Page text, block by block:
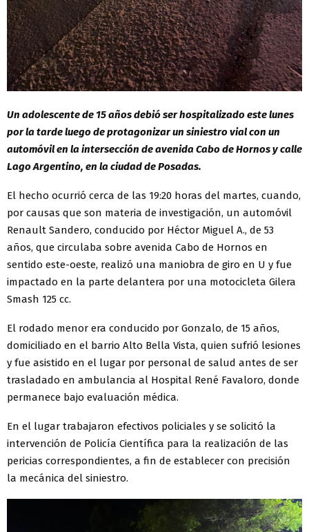
Un adolescente de 15 años debió ser hospitalizado este lunes
por la tarde luego de protagonizar un siniestro vial con un
automóvil en la intersección de avenida Cabo de Hornos y calle
Lago Argentino, en la ciudad de Posadas.
El hecho ocurrió cerca de las 19:20 horas del martes, cuando,
por causas que son materia de investigación, un automóvil
Renault Sandero, conducido por Héctor Miguel A., de 53
años, que circulaba sobre avenida Cabo de Hornos en
sentido este-oeste, realizó una maniobra de giro en U y fue
impactado en la parte delantera por una motocicleta Gilera
Smash 125 cc.
El rodado menor era conducido por Gonzalo, de 15 años,
domiciliado en el barrio Alto Bella Vista, quien sufrió lesiones
y fue asistido en el lugar por personal de salud antes de ser
trasladado en ambulancia al Hospital René Favaloro, donde
permanece bajo evaluación médica.
En el lugar trabajaron efectivos policiales y se solicitó la
intervención de Policía Científica para la realización de las
pericias correspondientes, a fin de establecer con precisión
la mecánica del siniestro.